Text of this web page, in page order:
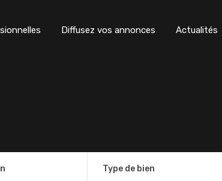
Diffusez vos annonces Actualités
Type de bien